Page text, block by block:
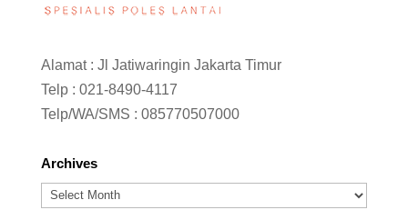
Alamat : Jl Jatiwaringin Jakarta Timur
Telp : 021-8490-4117
Telp/WA/SMS : 085770507000
Archives
Archives